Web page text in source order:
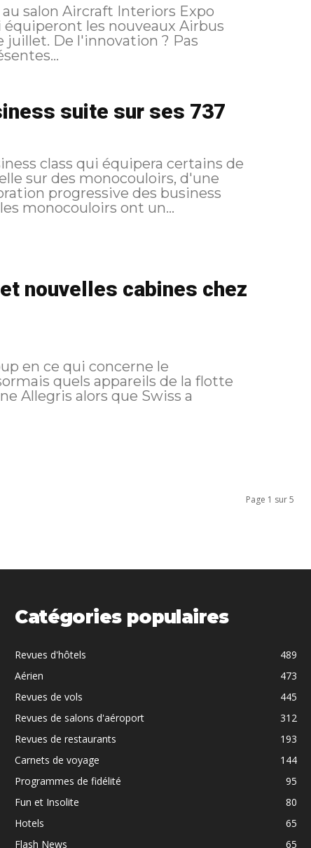
salon Aircraft Interiors Expo
les nouveaux Airbus
? Pas
suite sur ses 737
class qui équipera certains de
sur des monocouloirs, d'une
les monocouloirs ont un...
nouvelles cabines chez
en ce qui concerne le
quels appareils de la flotte
Allegris alors que Swiss a
Page 1 sur 5
Catégories populaires
Revues d'hôtels
489
Aérien
473
Revues de vols
445
Revues de salons d'aéroport
312
Revues de restaurants
193
Carnets de voyage
144
Programmes de fidélité
95
Fun et Insolite
80
Hotels
65
Flash News
65